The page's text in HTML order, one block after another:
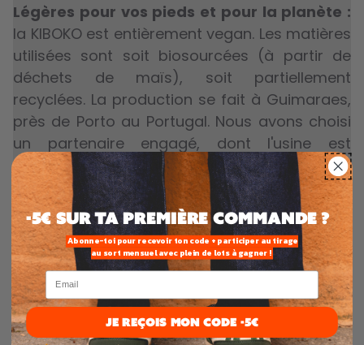
Légères pour vos pieds et pour la planète :
la KIBOKO est entièrement vegan. Les matières
utilisées sont soit biosourcées (à partir de
déchets de maïs), soit partiellement
recyclées. La production se fait à Guimaraes,
près de Porto au Portugal. Nous avons choisi
un partenaire engagé, dont l'usine est
alimenté à 80% par énergie solaire grâce à
des panneaux posés sur le toit. Une paire de
KIBOKO émet en moyenne 6kg de CO2, soit 3x
moins que la moyenne des baskets.
-5€ SUR TA PREMIÈRE commande ?
Abonne-toi pour recevoir ton code + participer au tirage
au sort mensuel avec plein de lots à gagner !
Email
JE REÇOIS MON CODE -5€